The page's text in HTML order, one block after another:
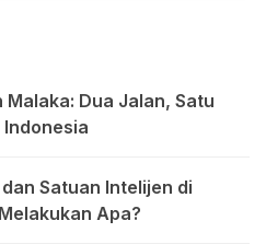
Malaka: Dua Jalan, Satu
Satuan Intelijen di
Apa?